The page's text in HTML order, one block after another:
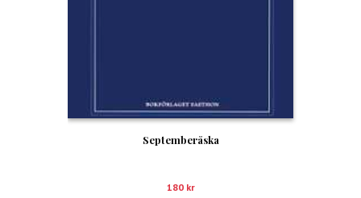
Septemberåska
180 kr